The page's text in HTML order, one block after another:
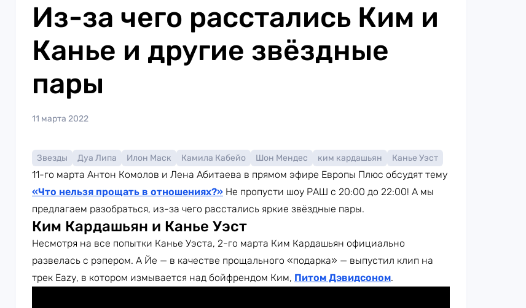
Из-за чего расстались Ким и
Канье и другие звёздные
пары
11 марта 2022
Звезды Дуа Липа Илон Маск Камила Кабейо Шон Мендес ким кардашьян Канье Уэст
11-го марта Антон Комолов и Лена Абитаева в прямом эфире Европы Плюс обсудят тему
«Что нельзя прощать в отношениях?» Не пропусти шоу РАШ с 20:00 до 22:00! А мы
предлагаем разобраться, из-за чего расстались яркие звёздные пары.
Ким Кардашьян и Канье Уэст
Несмотря на все попытки Канье Уэста, 2-го марта Ким Кардашьян официально
развелась с рэпером. А Йе — в качестве прощального «подарка» — выпустил клип на
трек Eazy, в котором измывается над бойфрендом Ким, Питом Дэвидсоном.